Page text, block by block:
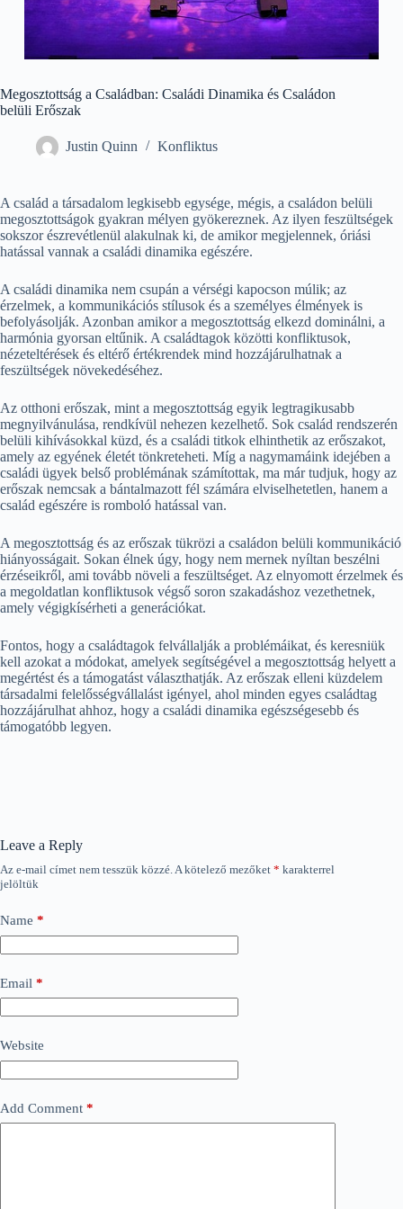
Megosztottság a Családban: Családi Dinamika és Családon
belüli Erőszak
Justin Quinn Konfliktus
A család a társadalom legkisebb egysége, mégis, a családon belüli
megosztottságok gyakran mélyen gyökereznek. Az ilyen feszültségek
sokszor észrevétlenül alakulnak ki, de amikor megjelennek, óriási
hatással vannak a családi dinamika egészére.
A családi dinamika nem csupán a vérségi kapocson múlik; az
érzelmek, a kommunikációs stílusok és a személyes élmények is
befolyásolják. Azonban amikor a megosztottság elkezd dominálni, a
harmónia gyorsan eltűnik. A családtagok közötti konfliktusok,
nézeteltérések és eltérő értékrendek mind hozzájárulhatnak a
feszültségek növekedéséhez.
Az otthoni erőszak, mint a megosztottság egyik legtragikusabb
megnyilvánulása, rendkívül nehezen kezelhető. Sok család rendszerén
belüli kihívásokkal küzd, és a családi titkok elhinthetik az erőszakot,
amely az egyének életét tönkreteheti. Míg a nagymamáink idejében a
családi ügyek belső problémának számítottak, ma már tudjuk, hogy az
erőszak nemcsak a bántalmazott fél számára elviselhetetlen, hanem a
család egészére is romboló hatással van.
A megosztottság és az erőszak tükrözi a családon belüli kommunikáció
hiányosságait. Sokan élnek úgy, hogy nem mernek nyíltan beszélni
érzéseikről, ami tovább növeli a feszültséget. Az elnyomott érzelmek és
a megoldatlan konfliktusok végső soron szakadáshoz vezethetnek,
amely végigkísérheti a generációkat.
Fontos, hogy a családtagok felvállalják a problémáikat, és keresniük
kell azokat a módokat, amelyek segítségével a megosztottság helyett a
megértést és a támogatást választhatják. Az erőszak elleni küzdelem
társadalmi felelősségvállalást igényel, ahol minden egyes családtag
hozzájárulhat ahhoz, hogy a családi dinamika egészségesebb és
támogatóbb legyen.
Leave a Reply
Az e-mail címet nem tesszük közzé.A kötelező mezőket * karakterrel
jelöltük
Name *
Email *
Website
Add Comment *